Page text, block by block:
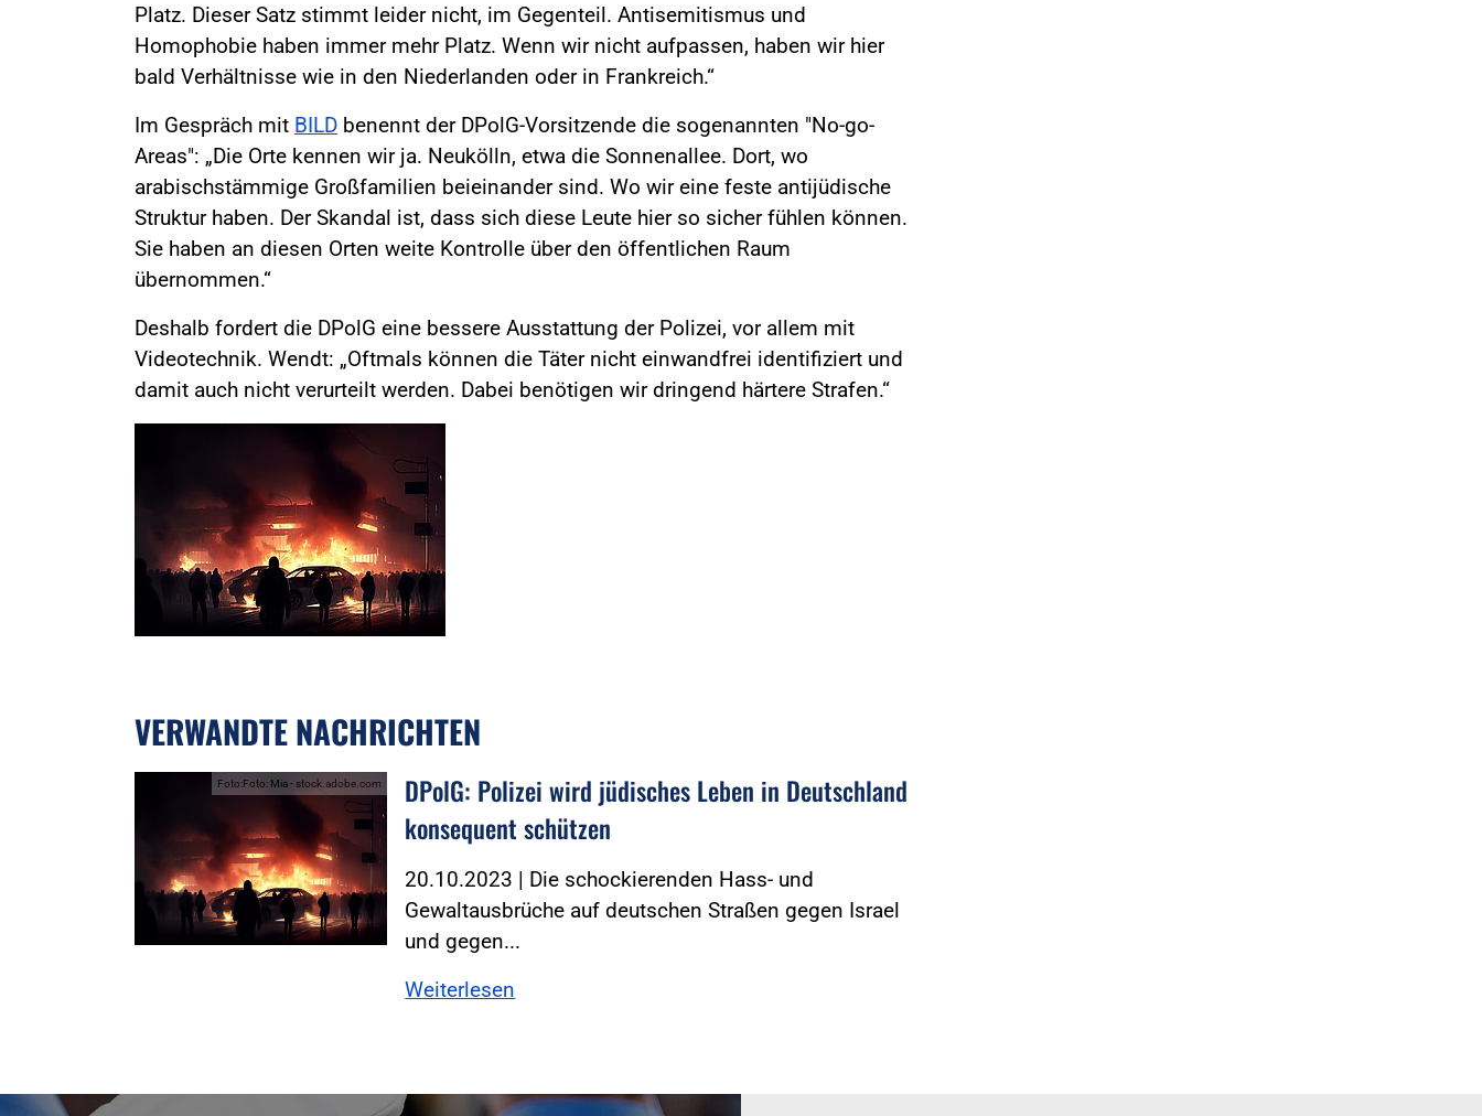
Platz. Dieser Satz stimmt leider nicht, im Gegenteil. Antisemitismus und
Homophobie haben immer mehr Platz. Wenn wir nicht aufpassen, haben wir hier
bald Verhältnisse wie in den Niederlanden oder in Frankreich.“
Im Gespräch mit BILD benennt der DPolG-Vorsitzende die sogenannten "No-go-
Areas": „Die Orte kennen wir ja. Neukölln, etwa die Sonnenallee. Dort, wo
arabischstämmige Großfamilien beieinander sind. Wo wir eine feste antijüdische
Struktur haben. Der Skandal ist, dass sich diese Leute hier so sicher fühlen können.
Sie haben an diesen Orten weite Kontrolle über den öffentlichen Raum
übernommen.“
Deshalb fordert die DPolG eine bessere Ausstattung der Polizei, vor allem mit
Videotechnik. Wendt: „Oftmals können die Täter nicht einwandfrei identifiziert und
damit auch nicht verurteilt werden. Dabei benötigen wir dringend härtere Strafen.“
VERWANDTE NACHRICHTEN
Foto:Foto: Mia - stock.adobe.com
DPolG: Polizei wird jüdisches Leben in Deutschland
konsequent schützen
20.10.2023 | Die schockierenden Hass- und
Gewaltausbrüche auf deutschen Straßen gegen Israel
und gegen...
Weiterlesen